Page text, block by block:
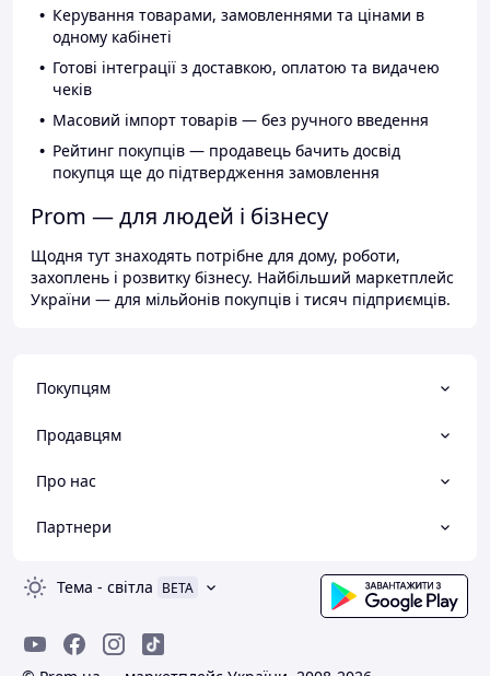
Керування товарами, замовленнями та цінами в
одному кабінеті
Готові інтеграції з доставкою, оплатою та видачею
чеків
Масовий імпорт товарів — без ручного введення
Рейтинг покупців — продавець бачить досвід
покупця ще до підтвердження замовлення
Prom — для людей і бізнесу
Щодня тут знаходять потрібне для дому, роботи,
захоплень і розвитку бізнесу. Найбільший маркетплейс
України — для мільйонів покупців і тисяч підприємців.
Покупцям
Продавцям
Про нас
Партнери
Тема - світла BETA